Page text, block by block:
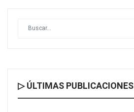
▷ ÚLTIMAS PUBLICACIONES